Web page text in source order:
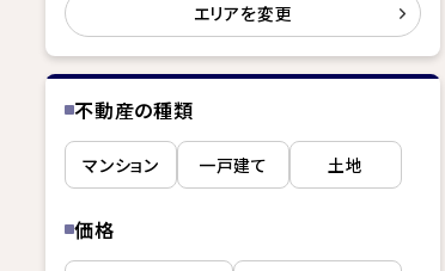
エリアを変更
不動産の種類
マンション 一戸建て 土地
価格